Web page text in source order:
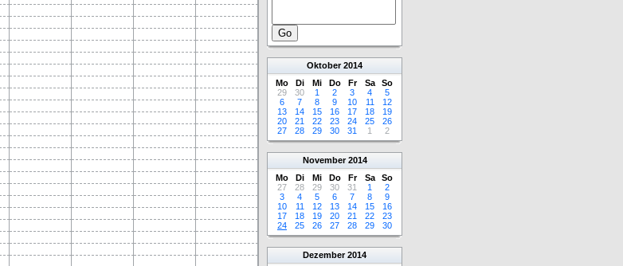
Oktober 2014
Mo
Di Mi Do Fr Sa
So
29
30 1 2 3 4
5
6
7 8 9 10 11
12
13
14 15 16 17 18
19
20
21 22 23 24 25
26
27
28 29 30 31 1 2
November 2014
Mo
Di Mi Do Fr Sa
So
27
28 29 30 31 1
2
3
4 5 6 7 8
9
10
11 12 13 14 15
16
17
18 19 20 21 22
23
24
25 26 27 28 29 30
Dezember 2014